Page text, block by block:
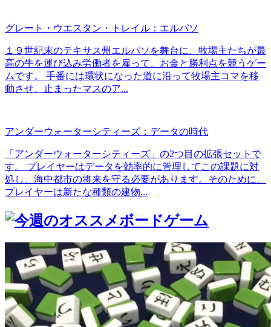
グレート・ウエスタン・トレイル：エルパソ
１９世紀末のテキサス州エルパソを舞台に、牧場主たちが最
高の牛を運び込み労働者を雇って、お金と勝利点を競うゲー
ムです。 手番には環状になった道に沿って牧場主コマを移
動させ、止まったマスのア...
アンダーウォーターシティーズ：データの時代
「アンダーウォーターシティーズ」の2つ目の拡張セットで
す。 プレイヤーはデータを効率的に管理してこの課題に対
処し、海中都市の将来を守る必要があります。そのために、
プレイヤーは新たな種類の建物...